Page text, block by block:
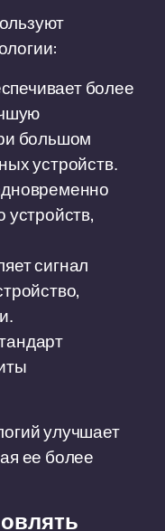
более
большом
устройств.
устройств,
сигнал
улучшает
ее более